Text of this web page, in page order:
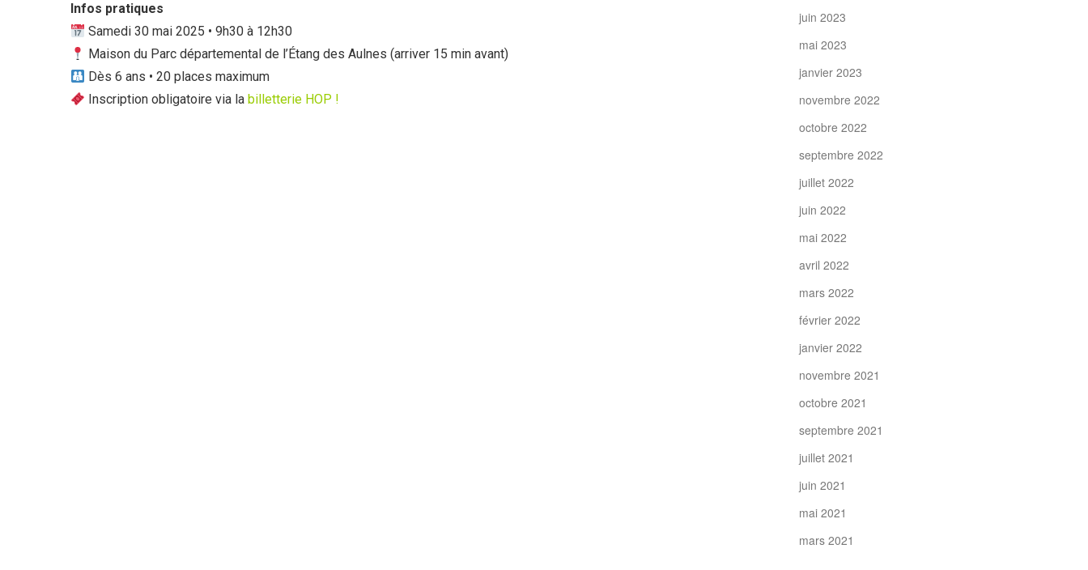
Infos pratiques
Samedi 30 mai 2025 • 9h30 à 12h30
Maison du Parc départemental de l’Étang des Aulnes (arriver 15 min avant)
Dès 6 ans • 20 places maximum
Inscription obligatoire via labilletterie HOP !
juin 2023
mai 2023
janvier 2023
novembre 2022
octobre 2022
septembre 2022
juillet 2022
juin 2022
mai 2022
avril 2022
mars 2022
février 2022
janvier 2022
novembre 2021
octobre 2021
septembre 2021
juillet 2021
juin 2021
mai 2021
mars 2021